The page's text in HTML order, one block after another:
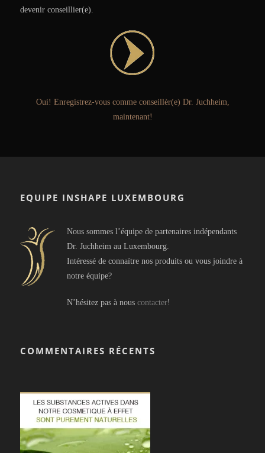
devenir conseillier(e).
Oui! Enregistrez-vous comme conseillèr(e) Dr. Juchheim,
maintenant!
EQUIPE INSHAPE LUXEMBOURG
Nous sommes l’équipe de partenaires indépendants
Dr. Juchheim au Luxembourg.
Intéressé de connaïtre nos produits ou vous joindre à
notre équipe?
N’hésitez pas à nous contacter!
COMMENTAIRES RÉCENTS